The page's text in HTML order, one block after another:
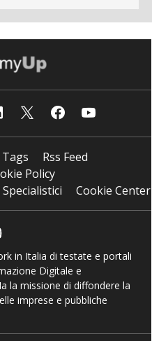
Tags
Rss Feed
Policy
Cookie Center
in Italia di testate e portali
Digitale e
la missione di diffondere la
imprese e pubbliche